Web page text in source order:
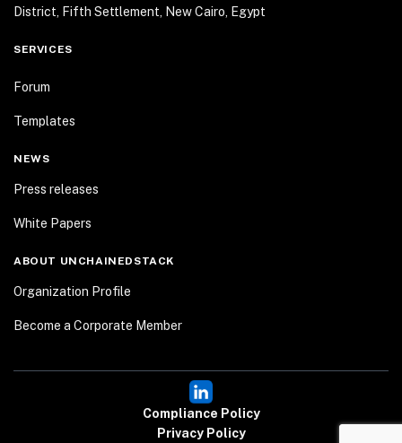
District, Fifth Settlement, New Cairo, Egypt
SERVICES
Forum
Templates
NEWS
Press releases
White Papers
ABOUT UNCHAINEDSTACK
Organization Profile
Become a Corporate Member
Compliance Policy
Privacy Policy